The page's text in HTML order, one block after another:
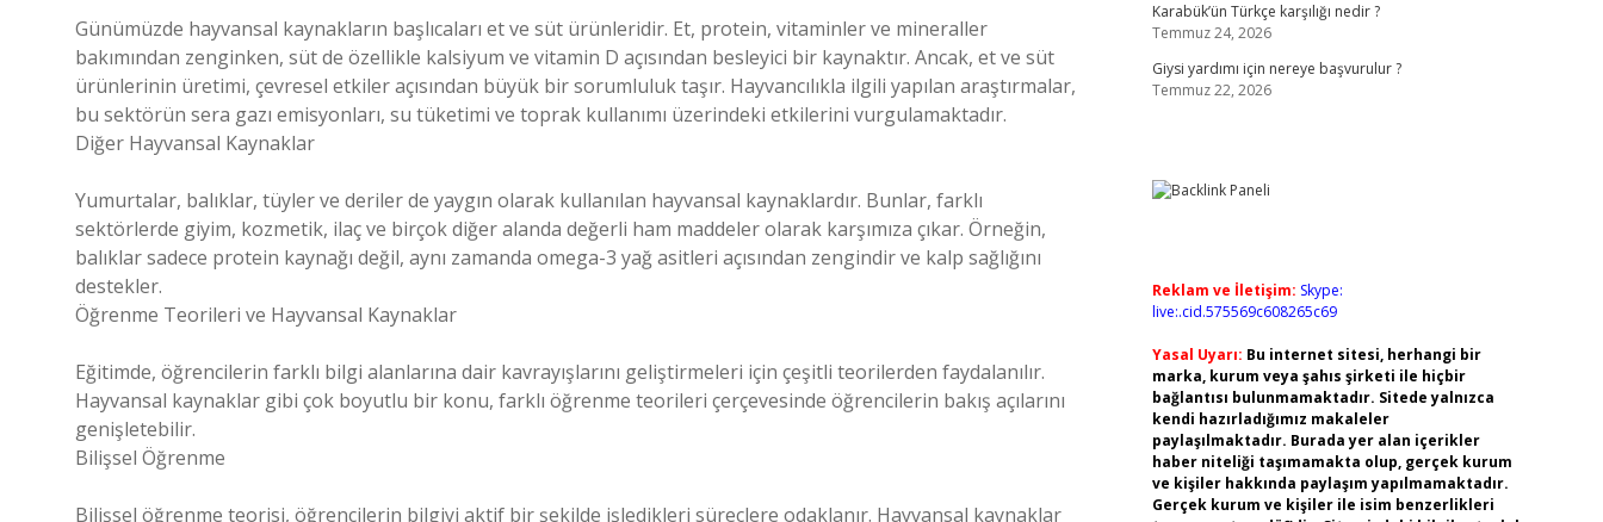
Günümüzde hayvansal kaynakların başlıcaları et ve süt ürünleridir. Et, protein, vitaminler ve mineraller
bakımından zenginken, süt de özellikle kalsiyum ve vitamin D açısından besleyici bir kaynaktır. Ancak, et ve süt
ürünlerinin üretimi, çevresel etkiler açısından büyük bir sorumluluk taşır. Hayvancılıkla ilgili yapılan araştırmalar,
bu sektörün sera gazı emisyonları, su tüketimi ve toprak kullanımı üzerindeki etkilerini vurgulamaktadır.
Diğer Hayvansal Kaynaklar
Yumurtalar, balıklar, tüyler ve deriler de yaygın olarak kullanılan hayvansal kaynaklardır. Bunlar, farklı
sektörlerde giyim, kozmetik, ilaç ve birçok diğer alanda değerli ham maddeler olarak karşımıza çıkar. Örneğin,
balıklar sadece protein kaynağı değil, aynı zamanda omega-3 yağ asitleri açısından zengindir ve kalp sağlığını
destekler.
Öğrenme Teorileri ve Hayvansal Kaynaklar
Eğitimde, öğrencilerin farklı bilgi alanlarına dair kavrayışlarını geliştirmeleri için çeşitli teorilerden faydalanılır.
Hayvansal kaynaklar gibi çok boyutlu bir konu, farklı öğrenme teorileri çerçevesinde öğrencilerin bakış açılarını
genişletebilir.
Bilişsel Öğrenme
Bilişsel öğrenme teorisi, öğrencilerin bilgiyi aktif bir şekilde işledikleri süreçlere odaklanır. Hayvansal kaynaklar
Karabük’ün Türkçe karşılığı nedir ?
Temmuz 24, 2026
Giysi yardımı için nereye başvurulur ?
Temmuz 22, 2026
Reklam ve İletişim: Skype:
live:.cid.575569c608265c69
Yasal Uyarı: Bu internet sitesi, herhangi bir
marka, kurum veya şahıs şirketi ile hiçbir
bağlantısı bulunmamaktadır. Sitede yalnızca
kendi hazırladığımız makaleler
paylaşılmaktadır. Burada yer alan içerikler
haber niteliği taşımamakta olup, gerçek kurum
ve kişiler hakkında paylaşım yapılmamaktadır.
Gerçek kurum ve kişiler ile isim benzerlikleri